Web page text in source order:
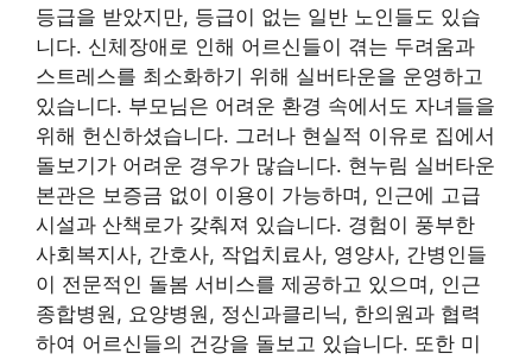
등급을 받았지만, 등급이 없는 일반 노인들도 있습
니다. 신체장애로 인해 어르신들이 겪는 두려움과
스트레스를 최소화하기 위해 실버타운을 운영하고
있습니다. 부모님은 어려운 환경 속에서도 자녀들을
위해 헌신하셨습니다. 그러나 현실적 이유로 집에서
돌보기가 어려운 경우가 많습니다. 현누림 실버타운
본관은 보증금 없이 이용이 가능하며, 인근에 고급
시설과 산책로가 갖춰져 있습니다. 경험이 풍부한
사회복지사, 간호사, 작업치료사, 영양사, 간병인들
이 전문적인 돌봄 서비스를 제공하고 있으며, 인근
종합병원, 요양병원, 정신과클리닉, 한의원과 협력
하여 어르신들의 건강을 돌보고 있습니다. 또한 미